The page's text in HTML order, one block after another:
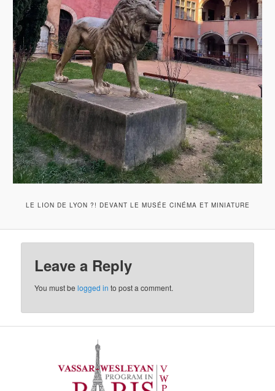
LE LION DE LYON ?! DEVANT LE MUSÉE CINÉMA ET MINIATURE
Leave a Reply
You must belogged in to post a comment.